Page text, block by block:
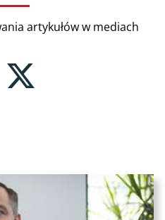
artykułów w mediach